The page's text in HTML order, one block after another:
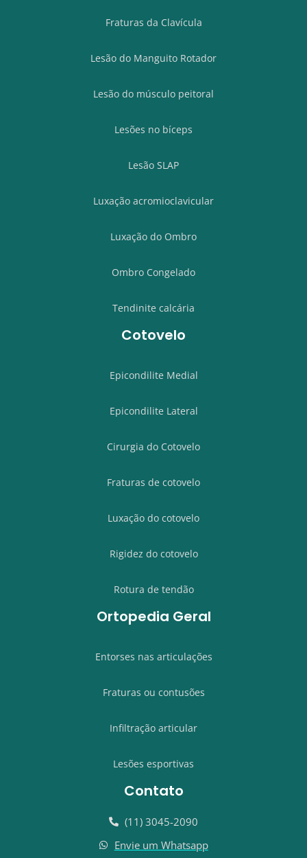
Fraturas da Clavícula
Lesão do Manguito Rotador
Lesão do músculo peitoral
Lesões no bíceps
Lesão SLAP
Luxação acromioclavicular
Luxação do Ombro
Ombro Congelado
Tendinite calcária
Cotovelo
Epicondilite Medial
Epicondilite Lateral
Cirurgia do Cotovelo
Fraturas de cotovelo
Luxação do cotovelo
Rigidez do cotovelo
Rotura de tendão
Ortopedia Geral
Entorses nas articulações
Fraturas ou contusões
Infiltração articular
Lesões esportivas
Contato
(11) 3045-2090
Envie um Whatsapp